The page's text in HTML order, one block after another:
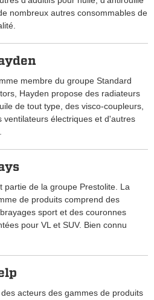
nombreux autres consommables de
membre du groupe Standard
Hayden propose des radiateurs
de tout type, des visco-coupleurs,
ventilateurs électriques et d'autres
partie de la groupe Prestolite. La
de produits comprend des
sport et des couronnes
pour VL et SUV. Bien connu
des acteurs des gammes de produits